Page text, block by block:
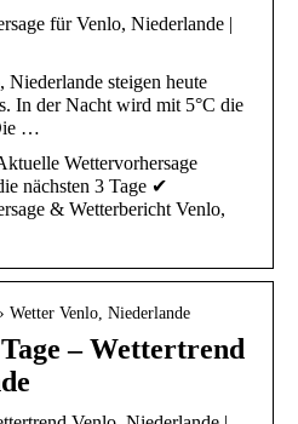
für Venlo, Niederlande |
steigen heute
In der Nacht wird mit 5°C die
…
Wettervorhersage
nächsten 3 Tage ✔
& Wetterbericht Venlo,
Wetter Venlo, Niederlande
– Wettertrend